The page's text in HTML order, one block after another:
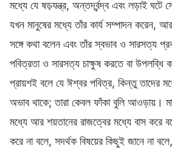
মধ্যে যে ষড়যন্ত্র, অন্তর্দ্বন্দ্ব এবং লড়াই
যখন মানুষের মধ্যে তাঁর কার্য সম্পাদন করেন,
সঙ্গে কথা বলেন এবং তাঁর স্বভাব ও সারসত্য
পবিত্রতা ও সারসত্য চাক্ষুষ করতে বা উপলব্ধি
প্রায়শই বলে যে ঈশ্বর পবিত্র, কিন্তু তাদের
অভাব থাকে; তারা কেবল ফাঁকা বুলি আওড়ায়।
মধ্যে আর শয়তানের রাজত্বের মধ্যে বাস করে
করে না বলে, সদর্থক বিষয়ের কিছুই জানে না